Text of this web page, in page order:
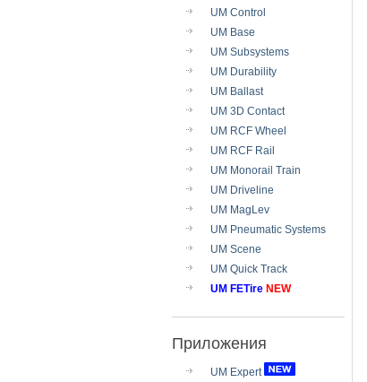
UM Control
UM Base
UM Subsystems
UM Durability
UM Ballast
UM 3D Contact
UM RCF Wheel
UM RCF Rail
UM Monorail Train
UM Driveline
UM MagLev
UM Pneumatic Systems
UM Scene
UM Quick Track
UM FETire NEW
Приложения
UM Expert